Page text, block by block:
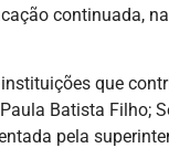
continuada,
que
Batista Filho;
pela